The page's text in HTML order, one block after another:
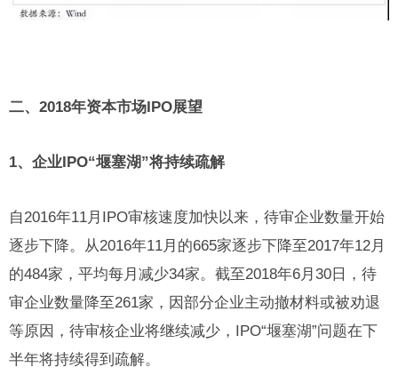
二、2018年资本市场IPO展望
1、企业IPO“堰塞湖”将持续疏解
自2016年11月IPO审核速度加快以来，待审企业数量开始
逐步下降。从2016年11月的665家逐步下降至2017年12月
的484家，平均每月减少34家。截至2018年6月30日，待
审企业数量降至261家，因部分企业主动撤材料或被劝退
等原因，待审核企业将继续减少，IPO“堰塞湖”问题在下
半年将持续得到疏解。